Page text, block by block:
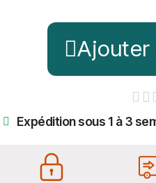
Ajouter
 
Expédition sous 1 à 3